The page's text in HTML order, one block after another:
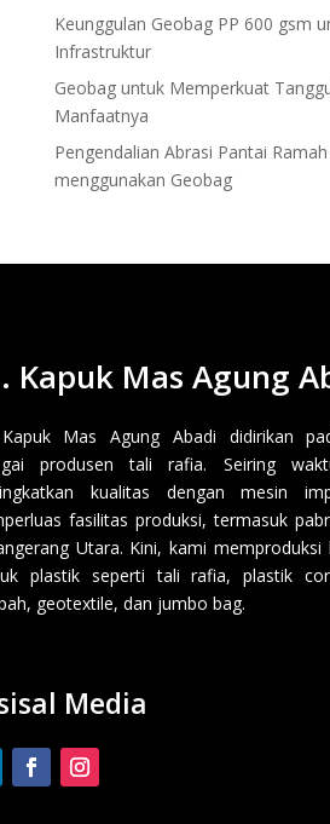
Keunggulan Geobag PP 600 gsm
Infrastruktur
Geobag untuk Memperkuat
Manfaatnya
Pengendalian Abrasi Pantai
menggunakan Geobag
Kapuk Mas Agung
Mas Agung Abadi didirikan
produsen tali rafia. Seiring
kualitas dengan mesin
fasilitas produksi, termasuk
Utara. Kini, kami memproduksi
plastik seperti tali rafia, plastik
geotextile, dan jumbo bag.
Media